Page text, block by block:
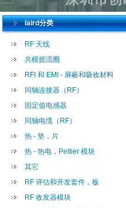
laird分类
RF 天线
共模扼流圈
RFI 和 EMI - 屏蔽和吸收材料
同轴连接器（RF）
固定值电感器
同轴电缆（RF）
热 - 垫，片
热 - 热电，Peltier 模块
其它
RF 评估和开发套件，板
RF 收发器模块